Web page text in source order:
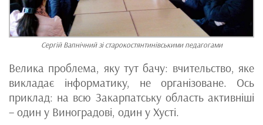
Сергій Вапнічний зі старокостянтинівськими педагогами
Велика проблема, яку тут бачу: вчительство, яке
викладає інформатику, не організоване. Ось
приклад: на всю Закарпатську область активніші
– один у Виноградові, один у Хусті.